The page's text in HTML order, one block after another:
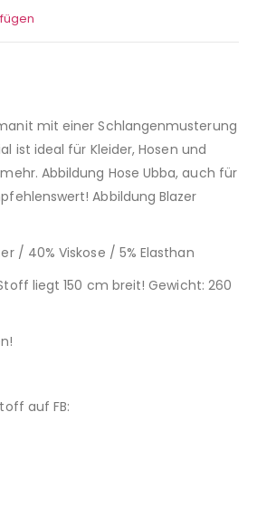
mit einer Schlangenmusterung
ist ideal für Kleider, Hosen und
Abbildung Hose Ubba, auch für
Abbildung Blazer
/ 40% Viskose / 5% Elasthan
liegt 150 cm breit! Gewicht: 260
auf FB: